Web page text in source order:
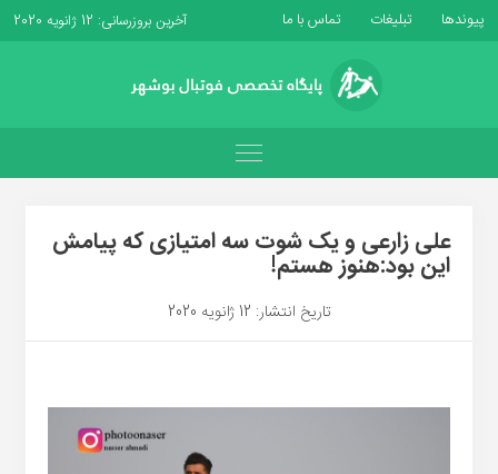
پیوندها تبلیغات تماس با ما آخرین بروزرسانی: 12 ژانویه 2020
علی زارعی و یک شوت سه امتیازی که پیامش
این بود:هنوز هستم!
تاریخ انتشار: 12 ژانویه 2020